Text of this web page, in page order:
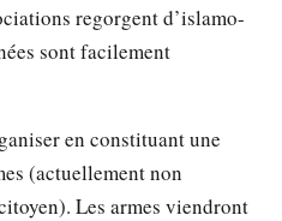
regorgent d’islamo-
sont facilement
en constituant une
(actuellement non
Les armes viendront